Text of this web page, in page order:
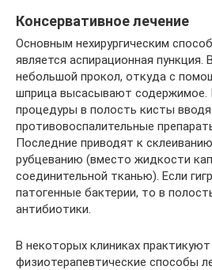
Консервативное лечение
Основным нехирургическим
является аспирационная пункция.
небольшой прокол, откуда с
шприца высасывают содержимое.
процедуры в полость кисты
противовоспалительные
Последние приводят к
рубцеванию (вместо жидкости
соединительной тканью). Если
патогенные бактерии, то в
антибиотики.
В некоторых клиниках практикуют
физиотерапевтические способы